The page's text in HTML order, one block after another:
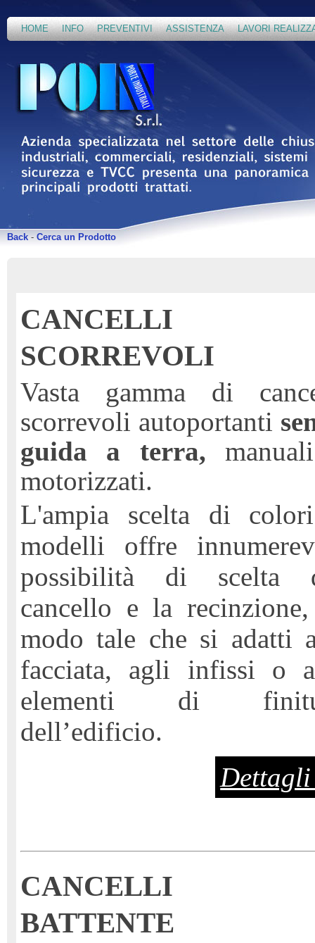
HOME INFO PREVENTIVI ASSISTENZA LAVORI
Back - Cerca un Prodotto
CANCELLI
SCORREVOLI
Vasta gamma di
scorrevoli autoportanti
guida a terra,
motorizzati.
L'ampia scelta di
modelli offre
possibilità di scelta
cancello e la
modo tale che si adatti
facciata, agli infissi o
elementi di
dell’edificio.
CANCELLI
BATTENTE